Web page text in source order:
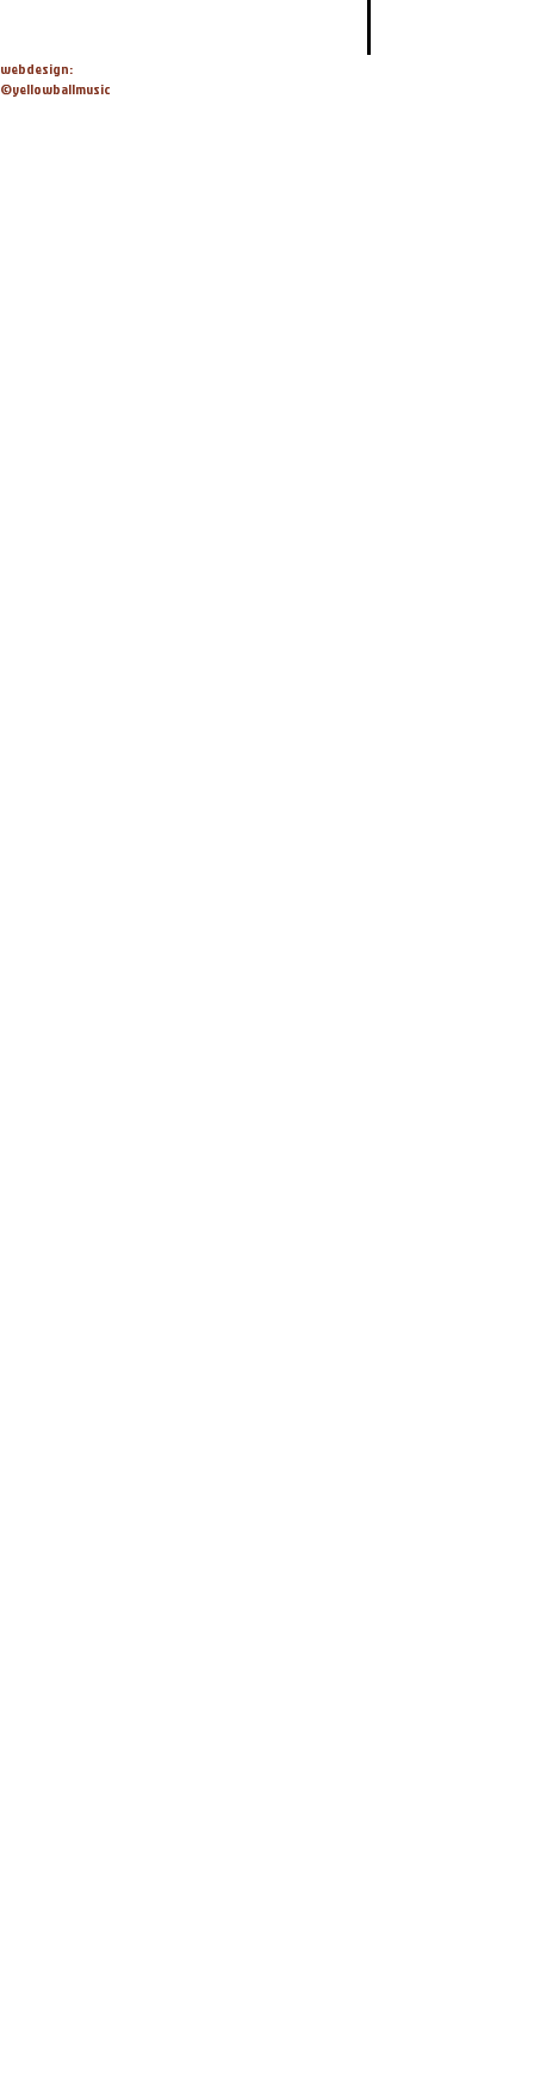
webdesign:
©yellowballmusic